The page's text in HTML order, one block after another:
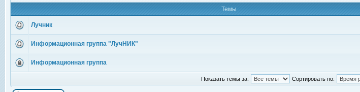
Темы
Лучник
Информационная группа "ЛучНИК"
Информационная группа
Показать темы за: Сортировать по: